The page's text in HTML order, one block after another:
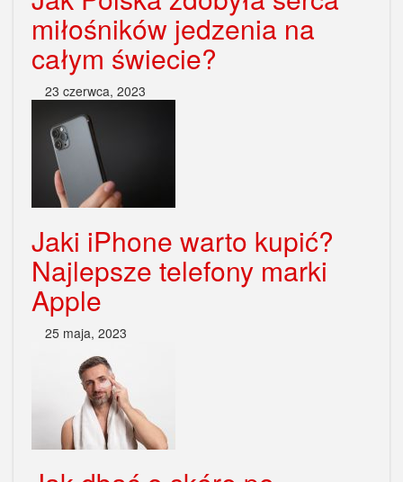
miłośników jedzenia na
całym świecie?
23 czerwca, 2023
Jaki iPhone warto kupić?
Najlepsze telefony marki
Apple
25 maja, 2023